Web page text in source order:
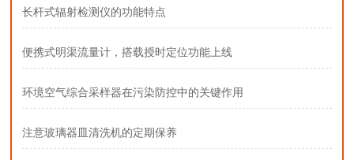
长杆式辐射检测仪的功能特点
便携式明渠流量计，搭载授时定位功能上线
环境空气综合采样器在污染防控中的关键作用
注意玻璃器皿清洗机的定期保养